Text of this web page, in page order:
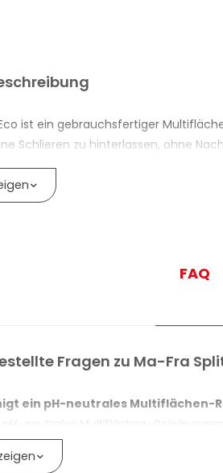
ist ein gebrauchsfertiger
Schlieren zu hinterlassen, ohne
Windschutzscheiben, LCD-
Die gleiche Formel eignet sich
DES
für Glas, LCD, Leder, Kunststoff,
Phosphate, Chlor und
FAQ
Fragen zu Ma-Fra
ein pH-neutrales Multiflächen-
pH-neutrales Multiflächen-
zu entfetten. Das Produkt aufsprühen